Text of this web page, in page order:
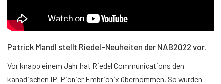
Patrick Mandl stellt Riedel-Neuheiten der NAB2022 vor.
Vor knapp einem Jahr hat Riedel Communications den
kanadischen IP-Pionier Embrionix übernommen. So wurden